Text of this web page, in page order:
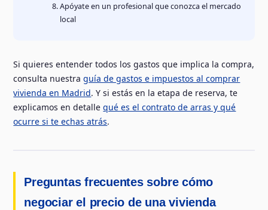
Apóyate en un profesional que conozca el mercado
local
Si quieres entender todos los gastos que implica la compra,
consulta nuestraguía de gastos e impuestos al comprar
vivienda en Madrid. Y si estás en la etapa de reserva, te
explicamos en detallequé es el contrato de arras y qué
ocurre si te echas atrás.
Preguntas frecuentes sobre cómo
negociar el precio de una vivienda